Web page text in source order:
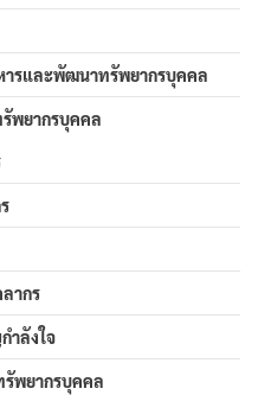
ารและพัฒนาทรัพยากรบุคคล
พยากรบุคคล
ากร
ำลังใจ
พยากรบุคคล